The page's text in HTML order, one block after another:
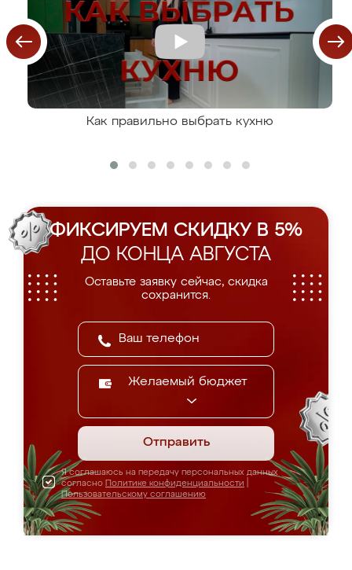
Как правильно выбрать кухню
ФИКСИРУЕМ СКИДКУ В 5%
ДО КОНЦА АВГУСТА
Оставьте заявку сейчас, скидка
сохранится.
Желаемый бюджет
Отправить
Я соглашаюсь на передачу персональных данных
согласно Политике конфиденциальности
Пользовательскому соглашению